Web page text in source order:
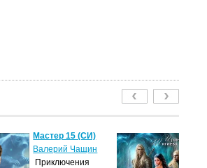
Мастер 15 (СИ)
Валерий Чащин
Приключения